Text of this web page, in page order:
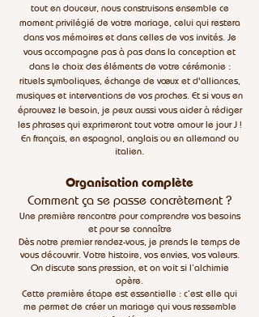
tout en douceur, nous construisons ensemble ce
moment privilégié de votre mariage, celui qui restera
dans vos mémoires et dans celles de vos invités. Je
vous accompagne pas à pas dans la conception et
dans le choix des éléments de votre cérémonie :
rituels symboliques, échange de vœux et d'alliances,
musiques et interventions de vos proches. Et si vous en
éprouvez le besoin, je peux aussi vous aider à rédiger
les phrases qui exprimeront tout votre amour le jour J !
En français, en espagnol, anglais ou en allemand ou
italien.
Organisation complète
Comment ça se passe concrètement ?
Une première rencontre pour comprendre vos besoins
et pour se connaître
Dès notre premier rendez-vous, je prends le temps de
vous découvrir. Votre histoire, vos envies, vos valeurs.
On discute sans pression, et on voit si l’alchimie
opère.
Cette première étape est essentielle : c’est elle qui
me permet de créer un mariage qui vous ressemble